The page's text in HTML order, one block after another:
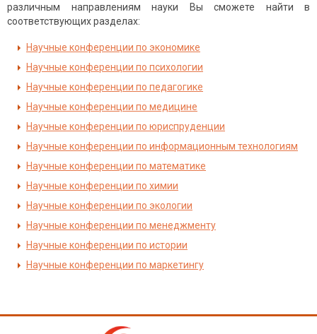
различным направлениям науки Вы сможете найти в
соответствующих разделах:
Научные конференции по экономике
Научные конференции по психологии
Научные конференции по педагогике
Научные конференции по медицине
Научные конференции по юриспруденции
Научные конференции по информационным технологиям
Научные конференции по математике
Научные конференции по химии
Научные конференции по экологии
Научные конференции по менеджменту
Научные конференции по истории
Научные конференции по маркетингу